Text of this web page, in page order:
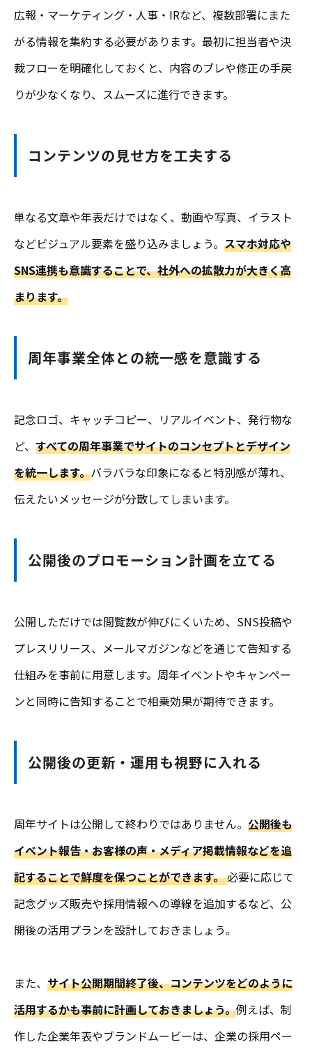
広報・マーケティング・人事・IRなど、複数部署にまた
がる情報を集約する必要があります。最初に担当者や決
裁フローを明確化しておくと、内容のブレや修正の手戻
りが少なくなり、スムーズに進行できます。
コンテンツの見せ方を工夫する
単なる文章や年表だけではなく、動画や写真、イラスト
などビジュアル要素を盛り込みましょう。 スマホ対応や
SNS連携も意識することで、社外への拡散力が大きく高
まります。
周年事業全体との統一感を意識する
記念ロゴ、キャッチコピー、リアルイベント、発行物な
ど、 すべての周年事業でサイトのコンセプトとデザイン
を統一します。バラバラな印象になると特別感が薄れ、
伝えたいメッセージが分散してしまいます。
公開後のプロモーション計画を立てる
公開しただけでは閲覧数が伸びにくいため、SNS投稿や
プレスリリース、メールマガジンなどを通じて告知する
仕組みを事前に用意します。周年イベントやキャンペー
ンと同時に告知することで相乗効果が期待できます。
公開後の更新・運用も視野に入れる
周年サイトは公開して終わりではありません。 公開後も
イベント報告・お客様の声・メディア掲載情報などを追
記することで鮮度を保つことができます。必要に応じて
記念グッズ販売や採用情報への導線を追加するなど、公
開後の活用プランを設計しておきましょう。
また、 サイト公開期間終了後、コンテンツをどのように
活用するかも事前に計画しておきましょう。例えば、制
作した企業年表やブランドムービーは、企業の採用ペー